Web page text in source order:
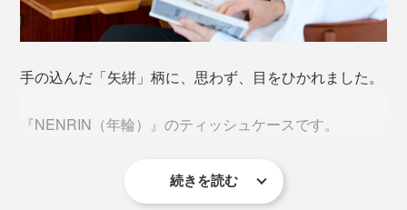
手の込んだ「矢絣」柄に、思わず、目をひかれました。
『NENRIN（年輪）』のティッシュケースです。
続きを読む